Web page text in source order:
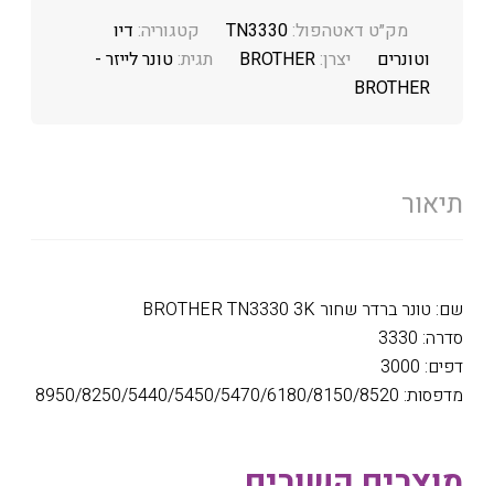
מק״ט דאטהפול:TN3330 קטגוריה: דיו
וטונרים
יצרן:BROTHER תגית:טונר לייזר -
BROTHER
תיאור
שם: טונר ברדר שחור BROTHER TN3330 3K
סדרה: 3330
דפים: 3000
מדפסות: 8950/8250/5440/5450/5470/6180/8150/8520